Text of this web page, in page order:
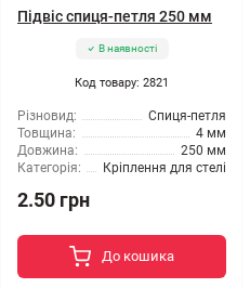
Підвіс спиця-петля 250 мм
В наявності
Код товару: 2821
Різновид:
Спиця-петля
Товщина:
4 мм
Довжина:
250 мм
Категорія:
Кріплення для стелі
2.50 грн
До кошика